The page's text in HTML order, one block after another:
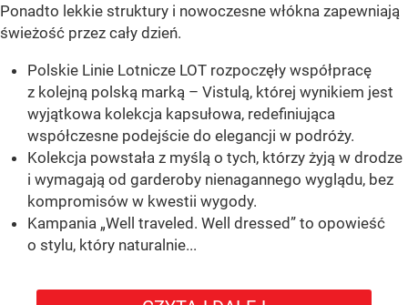
Ponadto lekkie struktury i nowoczesne włókna zapewniają
świeżość przez cały dzień.
Polskie Linie Lotnicze LOT rozpoczęły współpracę
z kolejną polską marką – Vistulą, której wynikiem jest
wyjątkowa kolekcja kapsułowa, redefiniująca
współczesne podejście do elegancji w podróży.
Kolekcja powstała z myślą o tych, którzy żyją w drodze
i wymagają od garderoby nienagannego wyglądu, bez
kompromisów w kwestii wygody.
Kampania „Well traveled. Well dressed” to opowieść
o stylu, który naturalnie...